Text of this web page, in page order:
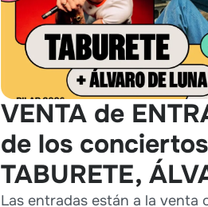
VENTA de
de los
TABURETE,
Las entradas están a la venta